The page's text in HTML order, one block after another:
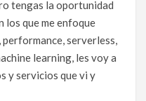
tengas la oportunidad
los que me enfoque
serverless,
learning, les voy a
y servicios que vi y